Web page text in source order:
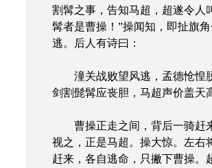
割髯之事，告知马超，超遂令人
髯者是曹操！”操闻知，即扯旗
逃。后人有诗曰：
潼关战败望风逃，孟德怆惶脱
剑割髭髯应丧胆，马超声价盖天
曹操正走之间，背后一骑赶
视之，正是马超。操大惊。左右
赶来，各自逃命，只撇下曹操。